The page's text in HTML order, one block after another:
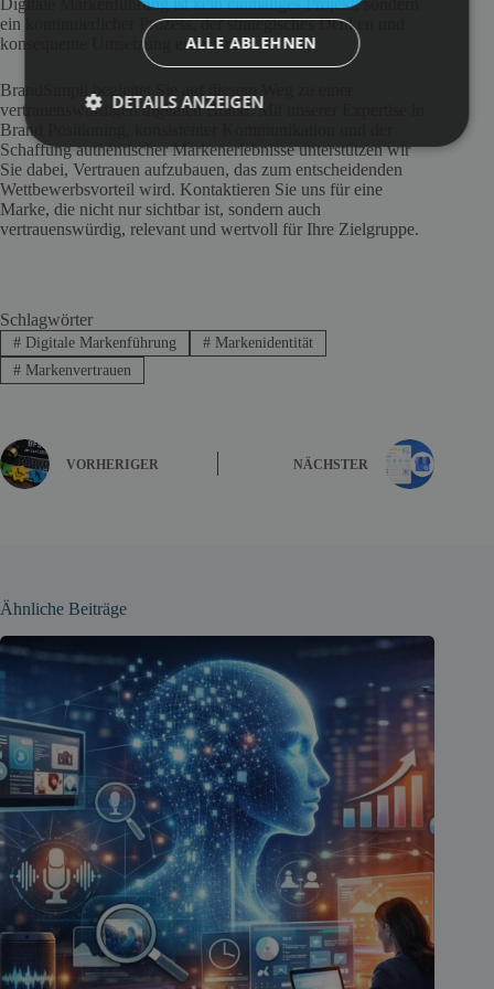
Digitale Markenführung ist kein einmaliges Projekt, sondern
ein kontinuierlicher Prozess, der strategisches Denken und
konsequente Umsetzung erfordert.
BrandSimpli begleitet Sie auf diesem Weg zu einer
vertrauenswürdigen digitalen Brand. Mit unserer Expertise in
Brand Positioning, konsistenter Kommunikation und der
Schaffung authentischer Markenerlebnisse unterstützen wir
Sie dabei, Vertrauen aufzubauen, das zum entscheidenden
Wettbewerbsvorteil wird. Kontaktieren Sie uns für eine
Marke, die nicht nur sichtbar ist, sondern auch
vertrauenswürdig, relevant und wertvoll für Ihre Zielgruppe.
Schlagwörter
#Digitale Markenführung #Markenidentität
#Markenvertrauen
VORHERIGER NÄCHSTER
Ähnliche Beiträge
ALLE ABLEHNEN
DETAILS ANZEIGEN